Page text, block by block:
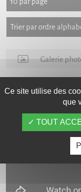
Galerie
Ce site utilise des
que
TOUT